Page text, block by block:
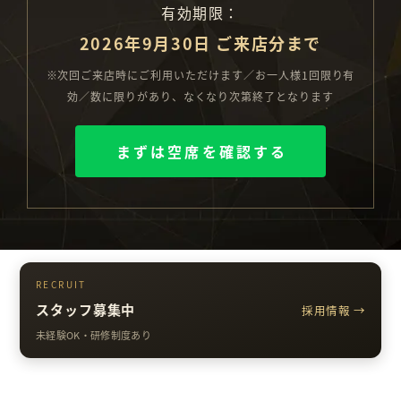
有効期限：
2026年9月30日 ご来店分まで
※次回ご来店時にご利用いただけます／お一人様1回限り有
効／数に限りがあり、なくなり次第終了となります
まずは空席を確認する
RECRUIT
スタッフ募集中
未経験OK・研修制度あり
採用情報 →